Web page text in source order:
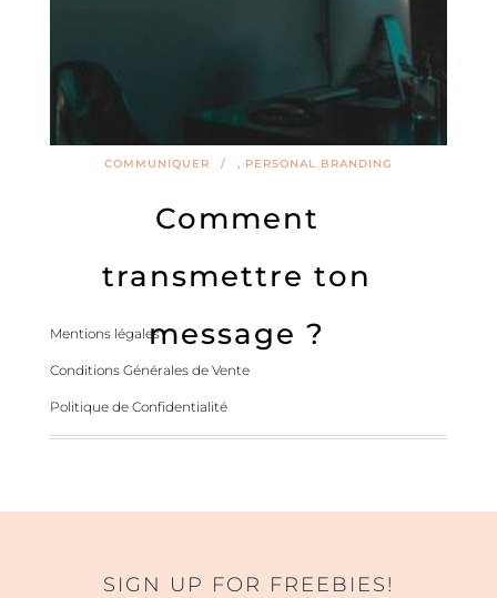
Comment
transmettre ton
message ?
COMMUNIQUER , PERSONAL BRANDING
Mentions légales
Conditions Générales de Vente
Politique de Confidentialité
SIGN UP FOR FREEBIES!